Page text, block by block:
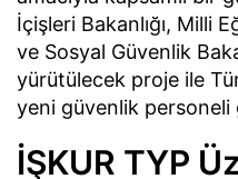
İçişleri Bakanlığı, Milli
ve Sosyal Güvenlik
yürütülecek proje ile
yeni güvenlik
İŞKUR TYP